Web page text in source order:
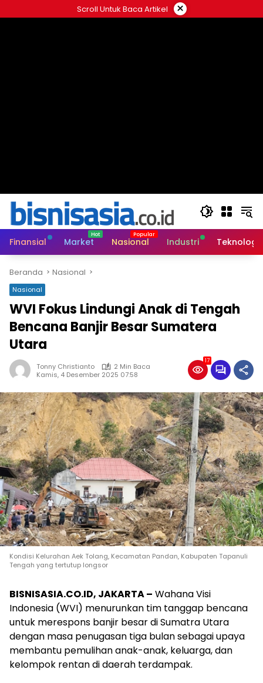
ke
Scroll Untuk Baca Artikel ×
Finansial Market Nasional Industri Teknologi
Beranda Nasional
Nasional
WVI Fokus Lindungi Anak di Tengah
Bencana Banjir Besar Sumatera
Utara
Tonny Christianto
2 Min Baca
Kamis, 4 Desember 2025 07:58
17
Kondisi Kelurahan Aek Tolang, Kecamatan Pandan, Kabupaten Tapanuli
Tengah yang tertutup longsor
BISNISASIA.CO.ID, JAKARTA – Wahana Visi
Indonesia (WVI) menurunkan tim tanggap bencana
untuk merespons banjir besar di Sumatra Utara
dengan masa penugasan tiga bulan sebagai upaya
membantu pemulihan anak-anak, keluarga, dan
kelompok rentan di daerah terdampak.